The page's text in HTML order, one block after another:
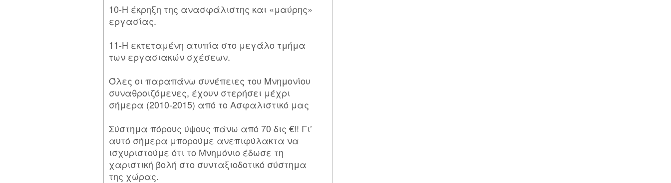
10-Η έκρηξη της ανασφάλιστης και «μαύρης»
εργασίας.
11-Η εκτεταμένη ατυπία στο μεγάλο τμήμα
των εργασιακών σχέσεων.
Όλες οι παραπάνω συνέπειες του Μνημονίου
συναθροιζόμενες, έχουν στερήσει μέχρι
σήμερα (2010-2015) από το Ασφαλιστικό μας
Σύστημα πόρους ύψους πάνω από 70 δις €!! Γι’
αυτό σήμερα μπορούμε ανεπιφύλακτα να
ισχυριστούμε ότι το Μνημόνιο έδωσε τη
χαριστική βολή στο συνταξιοδοτικό σύστημα
της χώρας.